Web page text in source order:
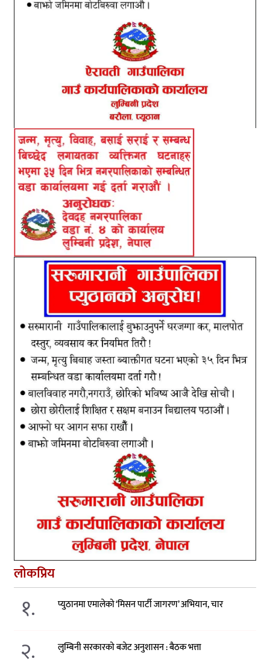
लोकप्रिय
१. प्युठानमा एमालेको ‘मिसन पार्टी जागरण’ अभियान, चार
२. लुम्बिनी सरकारको बजेट अनुशासन : बैठक भत्ता